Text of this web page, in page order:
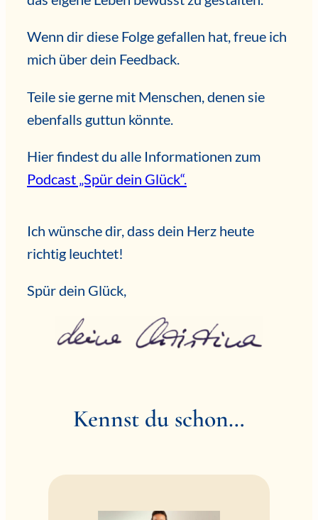
Wenn dir diese Folge gefallen hat, freue ich
mich über dein Feedback.
Teile sie gerne mit Menschen, denen sie
ebenfalls guttun könnte.
Hier findest du alle Informationen zum
Podcast „Spür dein Glück“.
Ich wünsche dir, dass dein Herz heute
richtig leuchtet!
Spür dein Glück,
Kennst du schon…